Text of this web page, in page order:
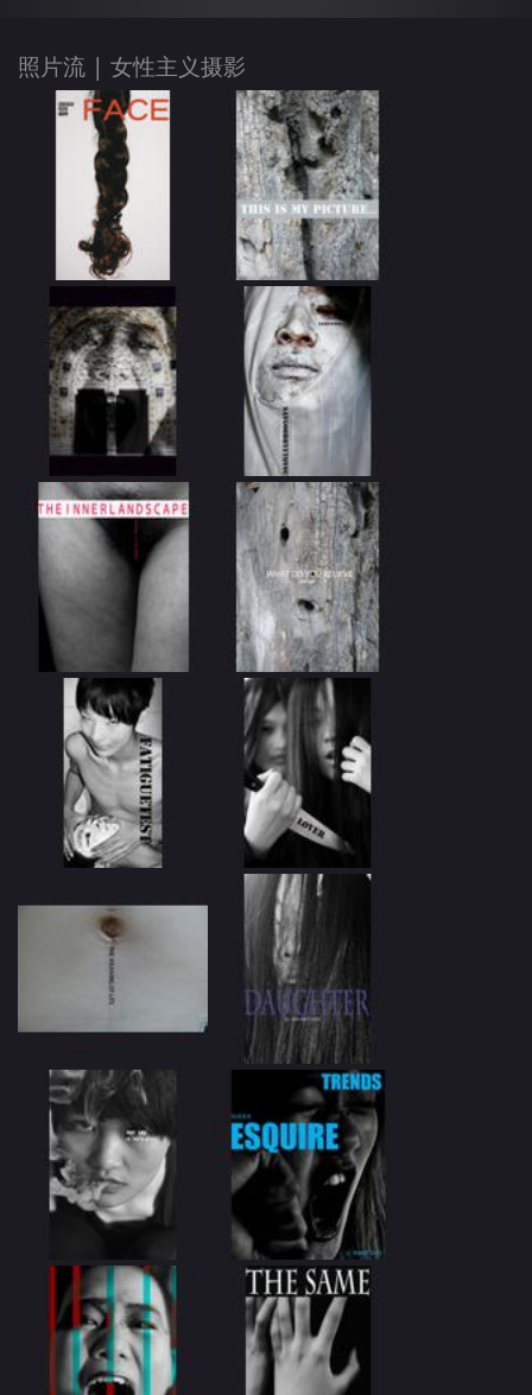
照片流 | 女性主义摄影